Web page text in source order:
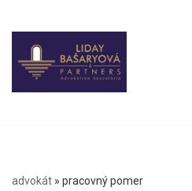
Preskočiť
na
obsah
advokát » pracovný pomer